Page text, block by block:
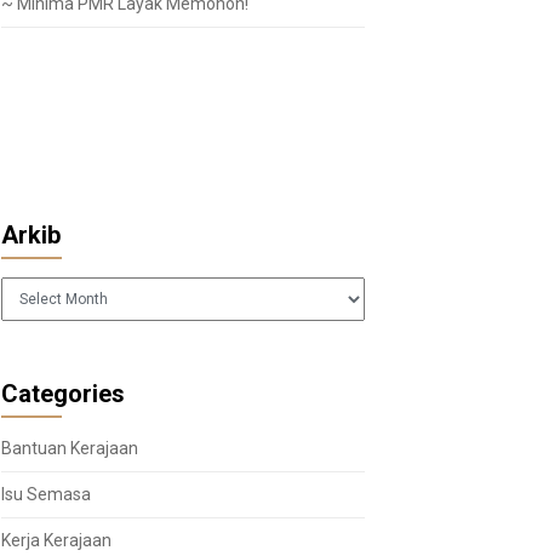
Arkib
Arkib
Categories
Bantuan Kerajaan
Isu Semasa
Kerja Kerajaan